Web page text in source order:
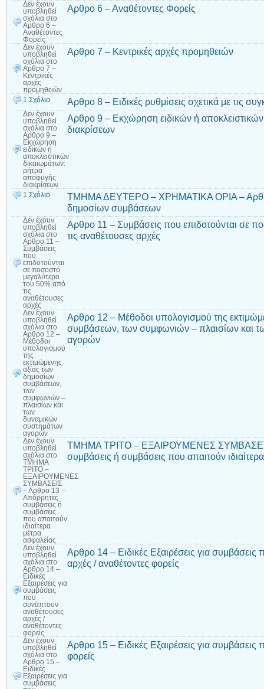
Δεν έχουν
υποβληθεί
σχόλια στο
Αρθρο 6 –
Αναθέτοντες
Φορείς
Αρθρο 6 – Αναθέτοντες Φορείς
Δεν έχουν
υποβληθεί
σχόλια στο
Αρθρο 7 –
Κεντρικές
αρχές
προμηθειών
Αρθρο 7 – Κεντρικές αρχές προμηθειών
1 Σχόλιο Αρθρο 8 – Ειδικές ρυθμίσεις σχετικά με τις
Δεν έχουν
υποβληθεί
σχόλια στο
Αρθρο 9 –
Εκχώρηση
ειδικών ή
αποκλειστικών
δικαιωμάτων:
ρήτρα
αποφυγής
διακρίσεων
Αρθρο 9 – Εκχώρηση ειδικών ή
διακρίσεων
1 Σχόλιο
ΤΜΗΜΑ ΔΕΥΤΕΡΟ – ΧΡΗΜΑΤΙΚΑ ΟΡΙΑ –
δημοσίων συμβάσεων
Δεν έχουν
υποβληθεί
σχόλια στο
Αρθρο 11 –
Συμβάσεις
που
επιδοτούνται
σε ποσοστό
μεγαλύτερο
του 50% από
τις
αναθέτουσες
αρχές
Αρθρο 11 – Συμβάσεις που επιδοτούνται σε
τις αναθέτουσες αρχές
Δεν έχουν
υποβληθεί
σχόλια στο
Αρθρο 12 –
Μέθοδοι
υπολογισμού
της
εκτιμώμενης
αξίας των
δημοσίων
συμβάσεων,
των
συμφωνιών –
πλαισίων και
των
δυναμικών
συστημάτων
αγορών
Αρθρο 12 – Μέθοδοι υπολογισμού της
συμβάσεων, των συμφωνιών – πλαισίων και
αγορών
Δεν έχουν
υποβληθεί
σχόλια στο
ΤΜΗΜΑ
ΤΡΙΤΟ –
ΕΞΑΙΡΟΥΜΕΝΕΣ
ΣΥΜΒΑΣΕΙΣ
– Αρθρο 13 –
Απόρρητες
συμβάσεις ή
συμβάσεις
που απαιτούν
ιδιαίτερα
μέτρα
ασφαλείας
ΤΜΗΜΑ ΤΡΙΤΟ – ΕΞΑΙΡΟΥΜΕΝΕΣ
συμβάσεις ή συμβάσεις που απαιτούν
Δεν έχουν
υποβληθεί
σχόλια στο
Αρθρο 14 –
Ειδικές
Εξαιρέσεις για
συμβάσεις
που
συνάπτουν
αναθέτουσες
αρχές /
αναθέτοντες
φορείς
Αρθρο 14 – Ειδικές Εξαιρέσεις για
αρχές / αναθέτοντες φορείς
Δεν έχουν
υποβληθεί
σχόλια στο
Αρθρο 15 –
Ειδικές
Εξαιρέσεις για
συμβάσεις
Αρθρο 15 – Ειδικές Εξαιρέσεις για
φορείς